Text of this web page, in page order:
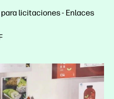
licitaciones - Enlaces